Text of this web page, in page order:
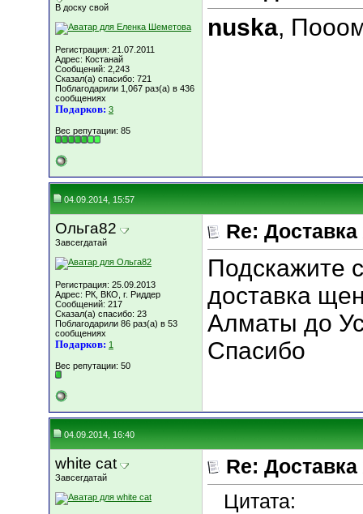
В доску свой
Регистрация: 21.07.2011
Адрес: Костанай
Сообщений: 2,243
Сказал(а) спасибо: 721
Поблагодарили 1,067 раз(а) в 436
сообщениях
Подарков: 3
Вес репутации: 85
nuska,
04.09.2014, 15:57
Ольга82
Завсегдатай
Регистрация: 25.09.2013
Адрес: РК, ВКО, г. Риддер
Сообщений: 217
Сказал(а) спасибо: 23
Поблагодарили 86 раз(а) в 53
сообщениях
Подарков: 1
Вес репутации: 50
Re:
Подскажите
доставка
Алматы до
Спасибо
04.09.2014, 16:40
white cat
Завсегдатай
Re:
Цитата: